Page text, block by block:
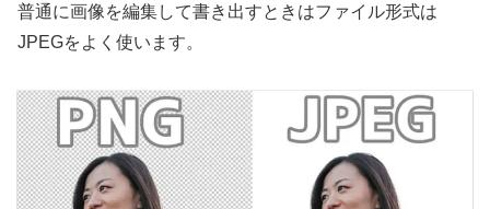
普通に画像を編集して書き出すときはファイル形式は
JPEGをよく使います。